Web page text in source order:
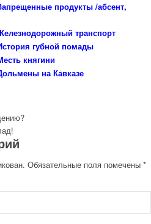
продукты /абсент,
транспорт
губной помады
княгини
на Кавказе
Обязательные поля помечены *